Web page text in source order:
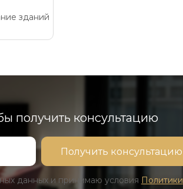
зданий
получить консультацию
данных и принимаю условия Политики